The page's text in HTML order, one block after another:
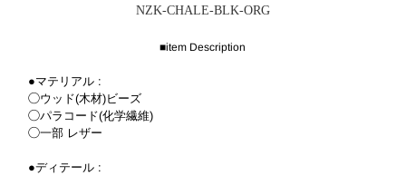
NZK-CHALE-BLK-ORG
■item Description
●マテリアル :
◯ウッド(木材)ビーズ
◯パラコード(化学繊維)
◯一部 レザー
●ディテール :